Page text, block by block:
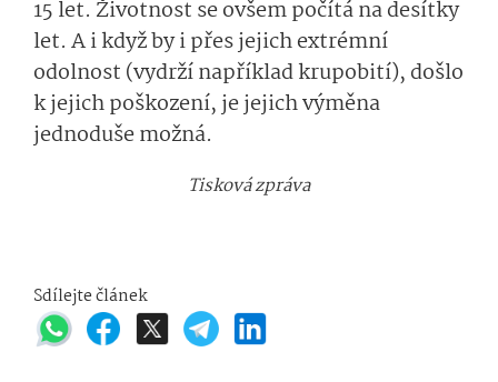
15 let. Životnost se ovšem počítá na desítky
let. A i když by i přes jejich extrémní
odolnost (vydrží například krupobití), došlo
k jejich poškození, je jejich výměna
jednoduše možná.
Tisková zpráva
Sdílejte článek